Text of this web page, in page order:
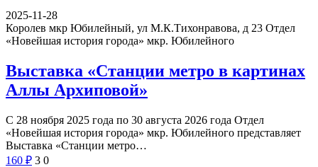
2025-11-28
Королев мкр Юбилейный, ул М.К.Тихонравова, д 23 Отдел
«Новейшая история города» мкр. Юбилейного
Выставка «Станции метро в картинах
Аллы Архиповой»
С 28 ноября 2025 года по 30 августа 2026 года Отдел
«Новейшая история города» мкр. Юбилейного представляет
Выставка «Станции метро…
160 ₽ 3 0